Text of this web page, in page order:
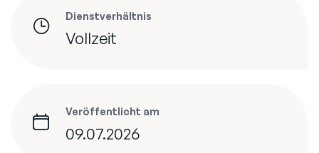
Dienstverhältnis
Vollzeit
Veröffentlicht am
09.07.2026